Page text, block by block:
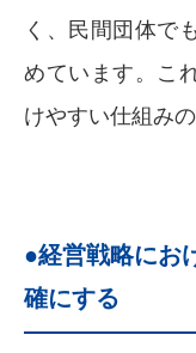
く、民間団体で
めています。こ
けやすい仕組み
●経営戦略にお
確にする